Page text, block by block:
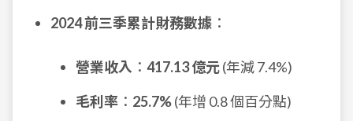
2024 前三季累計財務數據 ：
營業收入 ： 417.13 億元(年減 7.4%)
毛利率 ： 25.7%(年增 0.8 個百分點)